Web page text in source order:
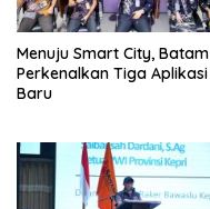
Menuju Smart City, Batam
Perkenalkan Tiga Aplikasi
Baru